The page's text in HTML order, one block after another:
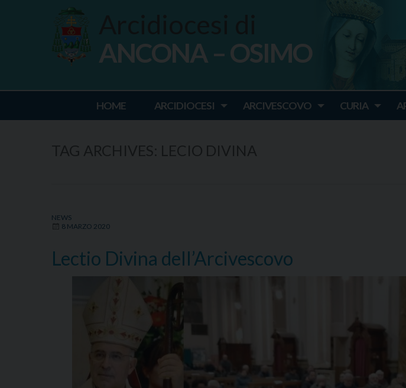
Ancona Osimo
ANCONA – OSIMO
HOME ARCIDIOCESI ARCIVESCOVO CURIA
NEWS
8 MARZO 2020
Lectio Divina dell’Arcivescovo